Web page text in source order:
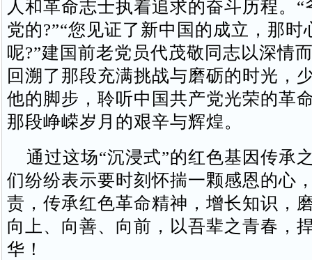
人和革命志士执着追求的奋斗历程。
党的?”“您见证了新中国的成立，那时
呢?”建国前老党员代茂敬同志以深情
回溯了那段充满挑战与磨砺的时光，
他的脚步，聆听中国共产党光荣的革
那段峥嵘岁月的艰辛与辉煌。
通过这场“沉浸式”的红色基因传承
们纷纷表示要时刻怀揣一颗感恩的心
责，传承红色革命精神，增长知识，
向上、向善、向前，以吾辈之青春，
华！